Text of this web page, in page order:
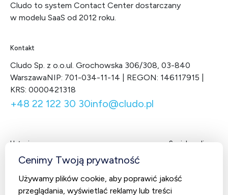
Cludo to system Contact Center dostarczany
w modelu SaaS od 2012 roku.
Kontakt
Cludo Sp. z o.o.ul. Grochowska 306/308, 03-840
WarszawaNIP: 701-034-11-14 | REGON: 146117915 |
KRS: 0000421318
+48 22 122 30 30info@cludo.pl
Usługi
Contact Center
CludoCRM
Social media
Cenimy Twoją prywatność
Używamy plików cookie, aby poprawić jakość
przeglądania, wyświetlać reklamy lub treści